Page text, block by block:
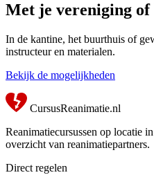
Met je vereniging
In de kantine, het buurthuis of
instructeur en materialen.
Bekijk de mogelijkheden
CursusReanimatie.nl
Reanimatiecursussen op locatie
overzicht van reanimatiepartners.
Direct regelen